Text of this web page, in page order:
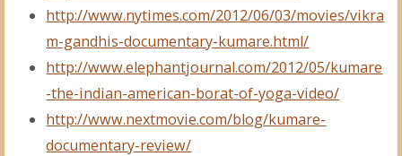
http://www.nytimes.com/2012/06/03/movies/vikra
m-gandhis-documentary-kumare.html/
http://www.elephantjournal.com/2012/05/kumare
-the-indian-american-borat-of-yoga-video/
http://www.nextmovie.com/blog/kumare-
documentary-review/